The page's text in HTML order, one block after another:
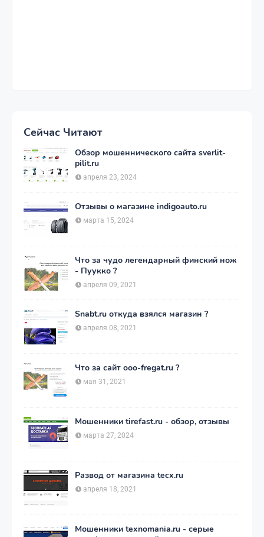
Сейчас Читают
Обзор мошеннического сайта sverlit-
pilit.ru
апреля 23, 2024
Отзывы о магазине indigoauto.ru
марта 15, 2024
Что за чудо легендарный финский нож
- Пуукко ?
апреля 09, 2021
Snabt.ru откуда взялся магазин ?
апреля 08, 2021
Что за сайт ooo-fregat.ru ?
мая 31, 2021
Мошенники tirefast.ru - обзор, отзывы
марта 27, 2024
Развод от магазина tecx.ru
апреля 18, 2021
Мошенники texnomania.ru - серые